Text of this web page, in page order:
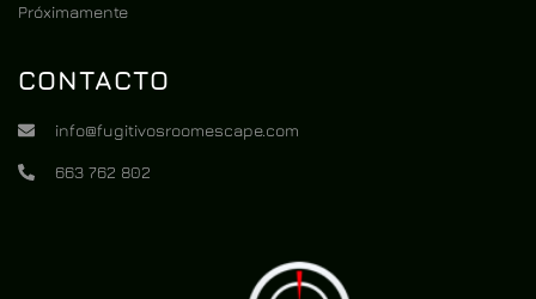
Próximamente
CONTACTO
info@fugitivosroomescape.com
663 762 802